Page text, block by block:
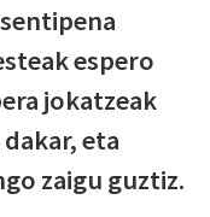
espero
jokatzeak
eta
zaigu guztiz.